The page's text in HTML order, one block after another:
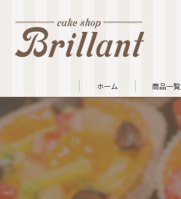
ホーム 商品一覧